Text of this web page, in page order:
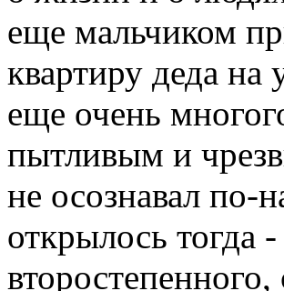
еще мальчиком
квартиру деда
еще очень
пытливым и
не осознавал по-
открылось тогда